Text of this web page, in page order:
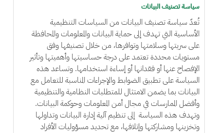
سياسة تصنيف البيانات
تُعدّ سياسة تصنيف البيانات من السياسات التنظيمية
الأساسية التي تهدف إلى حماية البيانات والمعلومات والمحافظة
على سريتها وسلامتها وتوافرها، من خلال تصنيفها وفق
مستويات محددة تعتمد على درجة حساسيتها وأهميتها وتأثير
الإفصاح عنها أو فقدانها أو إساءة استخدامها. وتساعد هذه
السياسة على تطبيق الضوابط والإجراءات المناسبة للتعامل مع
البيانات بما يضمن الامتثال للمتطلبات النظامية والتنظيمية
وأفضل الممارسات في مجال أمن المعلومات وحوكمة البيانات.
وتهدف هذه السياسة إلى تنظيم آلية إدارة البيانات وتداولها
وتخزينها ومشاركتها وإتلافها، مع تحديد مسؤوليات الأفراد